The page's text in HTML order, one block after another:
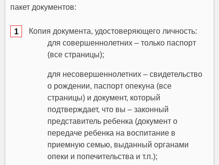
пакет документов:
Копия документа, удостоверяющего личность:
для совершеннолетних – только паспорт
(все страницы);
для несовершеннолетних – свидетельство
о рождении, паспорт опекуна (все
страницы) и документ, который
подтверждает, что вы – законный
представитель ребенка (документ о
передаче ребенка на воспитание в
приемную семью, выданный органами
опеки и попечительства и т.п.);